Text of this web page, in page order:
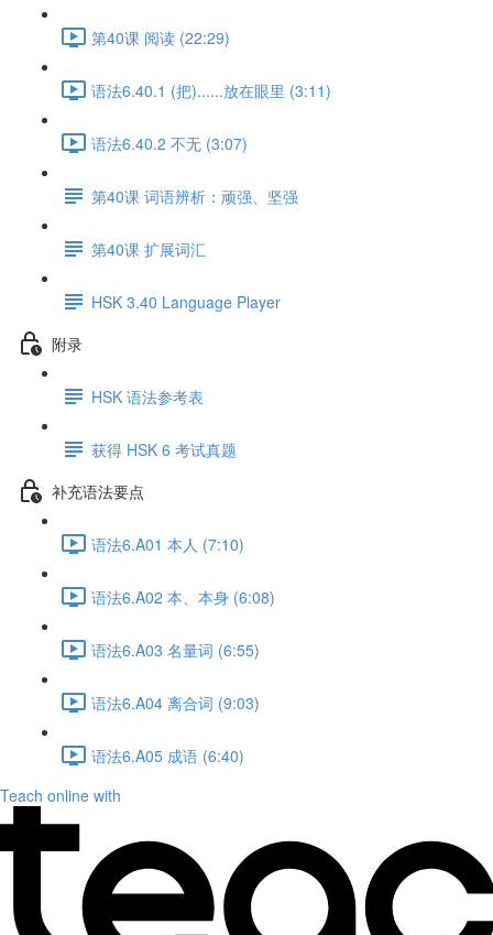
第40课 阅读 (22:29)
语法6.40.1 (把)......放在眼里 (3:11)
语法6.40.2 不无 (3:07)
第40课 词语辨析：顽强、坚强
第40课 扩展词汇
HSK 3.40 Language Player
附录
HSK 语法参考表
获得 HSK 6 考试真题
补充语法要点
语法6.A01 本人 (7:10)
语法6.A02 本、本身 (6:08)
语法6.A03 名量词 (6:55)
语法6.A04 离合词 (9:03)
语法6.A05 成语 (6:40)
Teach online with